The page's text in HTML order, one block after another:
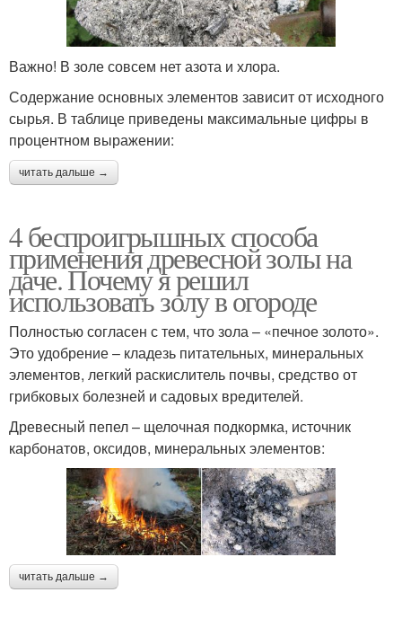
Важно! В золе совсем нет азота и хлора.
Содержание основных элементов зависит от исходного
сырья. В таблице приведены максимальные цифры в
процентном выражении:
читать дальше →
4 беспроигрышных способа
применения древесной золы на
даче. Почему я решил
использовать золу в огороде
Полностью согласен с тем, что зола – «печное золото».
Это удобрение – кладезь питательных, минеральных
элементов, легкий раскислитель почвы, средство от
грибковых болезней и садовых вредителей.
Древесный пепел – щелочная подкормка, источник
карбонатов, оксидов, минеральных элементов:
читать дальше →